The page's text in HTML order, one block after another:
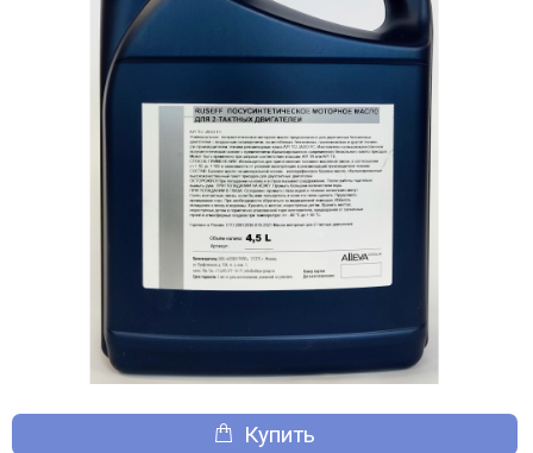
Купить